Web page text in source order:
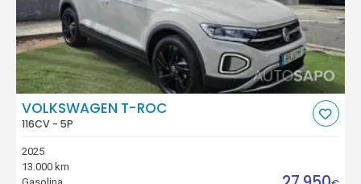
VOLKSWAGEN T-ROC
116CV - 5P
2025
13.000 km